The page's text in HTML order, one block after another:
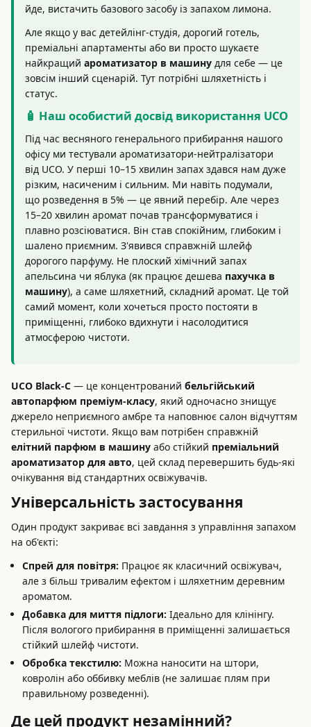
йде, вистачить базового засобу із запахом лимона.
Але якщо у вас детейлінг-студія, дорогий готель,
преміальні апартаменты або ви просто шукаєте
найкращий ароматизатор в машину для себе — це
зовсім інший сценарій. Тут потрібні шляхетність і
статус.
🧴 Наш особистий досвід використання UCO
Під час весняного генерального прибирання нашого
офісу ми тестували ароматизатори-нейтралізатори
від UCO. У перші 10–15 хвилин запах здався нам дуже
різким, насиченим і сильним. Ми навіть подумали,
що розведення в 5% — це явний перебір. Але через
15–20 хвилин аромат почав трансформуватися і
плавно розсіюватися. Він став спокійним, глибоким і
шалено приємним. З'явився справжній шлейф
дорогого парфуму. Не плоский хімічний запах
апельсина чи яблука (як працює дешева пахучка в
машину), а саме шляхетний, складний аромат. Це той
самий момент, коли хочеться просто постояти в
приміщенні, глибоко вдихнути і насолодитися
атмосферою чистоти.
UCO Black-C — це концентрований бельгійський
автопарфюм преміум-класу, який одночасно знищує
джерело неприємного амбре та наповнює салон відчуттям
стерильної чистоти. Якщо вам потрібен справжній
елітний парфюм в машину або стійкий преміальний
ароматизатор для авто, цей склад перевершить будь-які
очікування від стандартних освіжувачів.
Універсальність застосування
Один продукт закриває всі завдання з управління запахом
на об'єкті:
Спрей для повітря: Працює як класичний освіжувач,
але з більш тривалим ефектом і шляхетним деревним
ароматом.
Добавка для миття підлоги: Ідеально для клінінгу.
Після вологого прибирання в приміщенні залишається
стійкий шлейф чистоти.
Обробка текстилю: Можна наносити на штори,
ковролін або оббивку меблів (не залишає плям при
правильному розведенні).
Де цей продукт незамінний?